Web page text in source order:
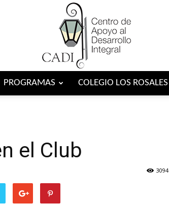
PROGRAMAS COLEGIO LOS ROSALES
el Club
3094